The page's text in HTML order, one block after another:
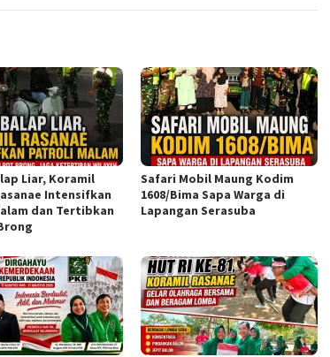
Liar, Koramil
Intensifkan
dan Tertibkan
Safari Mobil Maung Kodim
1608/Bima Sapa Warga di
Lapangan Serasuba